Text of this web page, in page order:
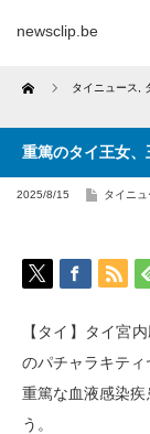
newsclip.be
Home タイニュース
重篤のタイ王女
2025/8/15 タイニュ
【タイ】タイ宮
のパチャラキティ
重篤な血液感染
う。